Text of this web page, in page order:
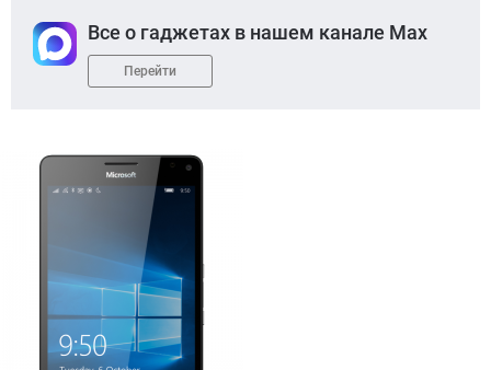
Все о гаджетах в нашем канале Max
Перейти